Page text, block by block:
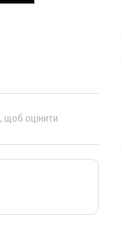
, щоб оцінити